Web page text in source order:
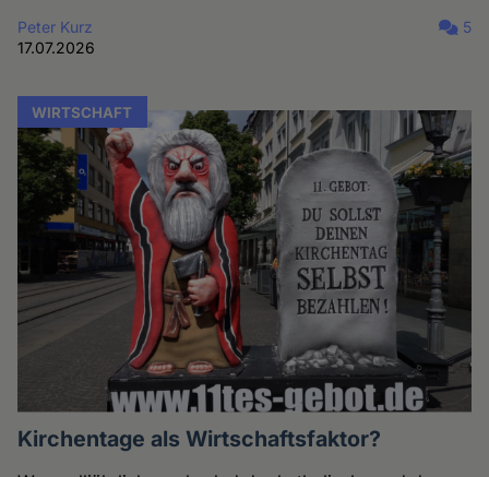
Peter Kurz
17.07.2026
5
WIRTSCHAFT
Kirchentage als Wirtschaftsfaktor?